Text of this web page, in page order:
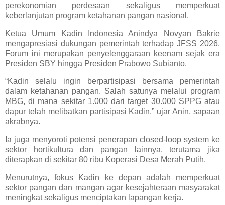
perekonomian perdesaan sekaligus memperkuat
keberlanjutan program ketahanan pangan nasional.
Ketua Umum Kadin Indonesia Anindya Novyan Bakrie
mengapresiasi dukungan pemerintah terhadap JFSS 2026.
Forum ini merupakan penyelenggaraan keenam sejak era
Presiden SBY hingga Presiden Prabowo Subianto.
“Kadin selalu ingin berpartisipasi bersama pemerintah
dalam ketahanan pangan. Salah satunya melalui program
MBG, di mana sekitar 1.000 dari target 30.000 SPPG atau
dapur telah melibatkan partisipasi Kadin,” ujar Anin, sapaan
akrabnya.
Ia juga menyoroti potensi penerapan closed-loop system ke
sektor hortikultura dan pangan lainnya, terutama jika
diterapkan di sekitar 80 ribu Koperasi Desa Merah Putih.
Menurutnya, fokus Kadin ke depan adalah memperkuat
sektor pangan dan mangan agar kesejahteraan masyarakat
meningkat sekaligus menciptakan lapangan kerja.